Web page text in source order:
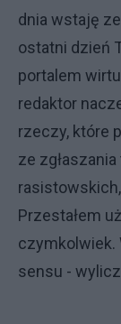
dnia wstaję
ostatni dzień
portalem
redaktor
rzeczy, które
ze
Przestałem
czymkolwiek.
sensu -